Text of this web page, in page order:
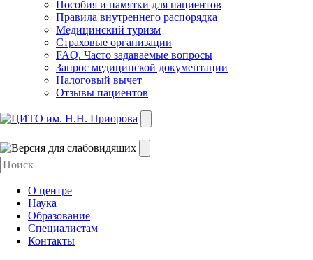
Пособия и памятки для пациентов
Правила внутреннего распорядка
Медицинский туризм
Страховые организации
FAQ. Часто задаваемые вопросы
Запрос медицинской документации
Налоговый вычет
Отзывы пациентов
О центре
Наука
Образование
Специалистам
Контакты